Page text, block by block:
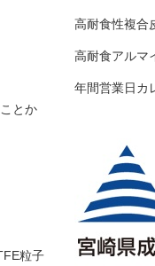
とか
粒子
高耐食性複合
高耐食アルマ
年間営業日カ